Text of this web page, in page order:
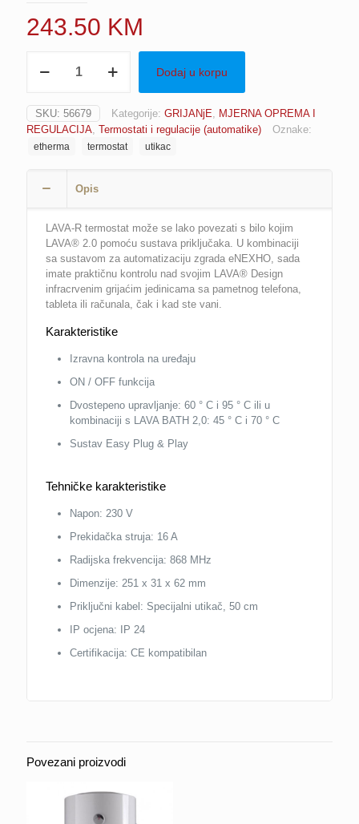
243.50 KM
LAVA-
R
ETHERMA
količina
Dodaj u korpu
SKU: 56679 Kategorije: GRIJANjE, MJERNA OPREMA I
REGULACIJA, Termostati i regulacije (automatike) Oznake:
etherma termostat utikac
Opis
LAVA-R termostat može se lako povezati s bilo kojim
LAVA® 2.0 pomoću sustava priključaka. U kombinaciji
sa sustavom za automatizaciju zgrada eNEXHO, sada
imate praktičnu kontrolu nad svojim LAVA® Design
infracrvenim grijaćim jedinicama sa pametnog telefona,
tableta ili računala, čak i kad ste vani.
Karakteristike
Izravna kontrola na uređaju
ON / OFF funkcija
Dvostepeno upravljanje: 60 ° C i 95 ° C ili u
kombinaciji s LAVA BATH 2,0: 45 ° C i 70 ° C
Sustav Easy Plug & Play
Tehničke karakteristike
Napon: 230 V
Prekidačka struja: 16 A
Radijska frekvencija: 868 MHz
Dimenzije: 251 x 31 x 62 mm
Priključni kabel: Specijalni utikač, 50 cm
IP ocjena: IP 24
Certifikacija: CE kompatibilan
Povezani proizvodi